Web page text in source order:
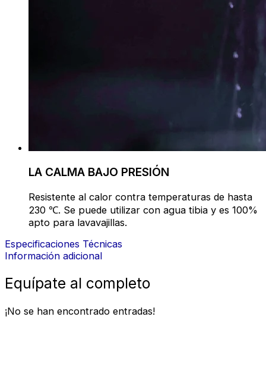
LA CALMA BAJO PRESIÓN
Resistente al calor contra temperaturas de hasta
230 ℃. Se puede utilizar con agua tibia y es 100%
apto para lavavajillas.
Especificaciones Técnicas
Información adicional
Equípate al completo
¡No se han encontrado entradas!